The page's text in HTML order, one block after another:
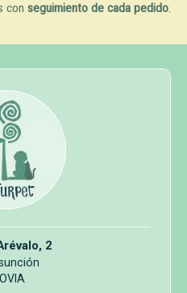
con seguimiento de cada pedido
2